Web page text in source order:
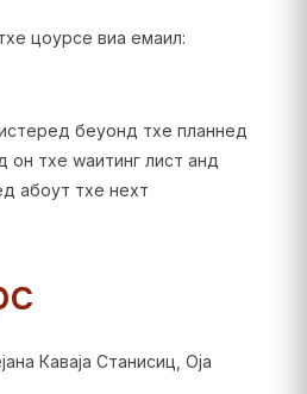
цоурсе виа емаил:
беyонд тхе планнед
тхе wаитинг лист анд
абоут тхе неxт
Каваја Станисиц, Оја